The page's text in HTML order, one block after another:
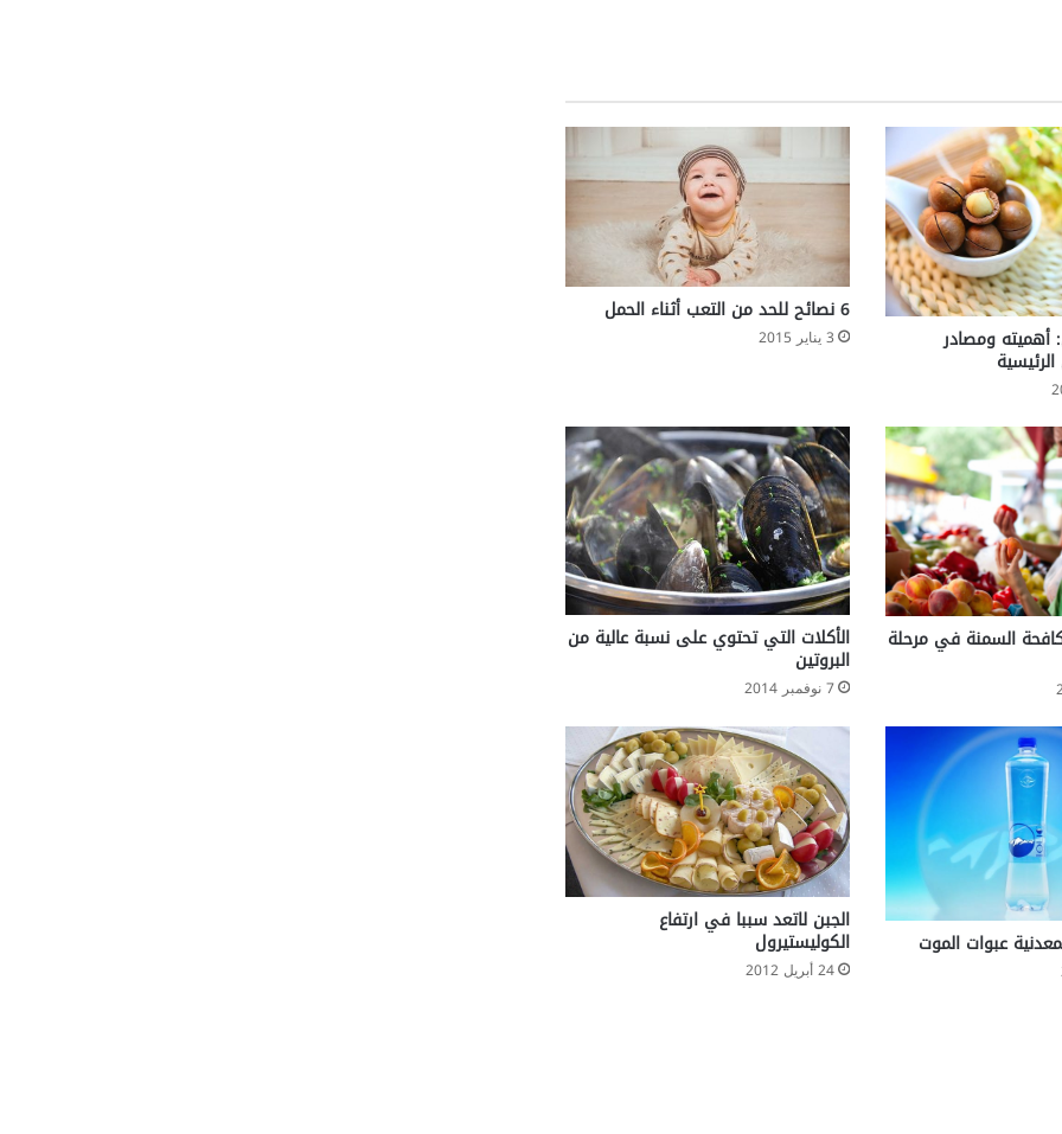
ت
خ
د
ا
م
ن
و
ع
ج
د
ي
د
ن
ا
ل
م
ض
ا
د
ا
ت
أهميته ومصادر
الرئيسية
6 نصائح للحد من التعب أثناء الحمل
3 يناير 2015
السمنة في مرحلة الأكلات التي تحتوي على نسبة عالية من
البروتين
7 نوفمبر 2014
عبوات الموت
الجبن لاتعد سببا في ارتفاع
الكوليستيرول
24 أبريل 2012